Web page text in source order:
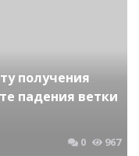
получения
падения ветки
0 967